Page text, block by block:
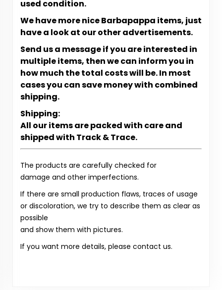
used condition.
We have more nice Barbapappa items, just
have a look at our other advertisements.
Send us a message if you are interested in
multiple items, then we can inform you in
how much the total costs will be. In most
cases you can save money with combined
shipping.
Shipping:
All our items are packed with care and
shipped with Track & Trace.
The products are carefully checked for
damage and other imperfections.
If there are small production flaws, traces of usage
or discoloration, we try to describe them as clear as
possible
and show them with pictures.
If you want more details, please contact us.